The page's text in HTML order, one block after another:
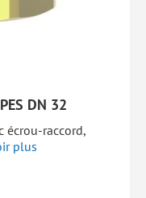
DN 32
écrou-raccord,
plus